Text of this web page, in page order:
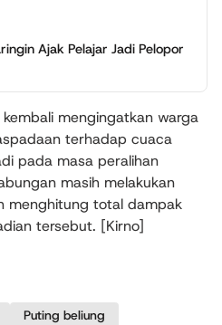
Ajak Pelajar Jadi Pelopor
mengingatkan warga
terhadap cuaca
pada masa peralihan
masih melakukan
menghitung total dampak
tersebut. [Kirno]
Puting beliung